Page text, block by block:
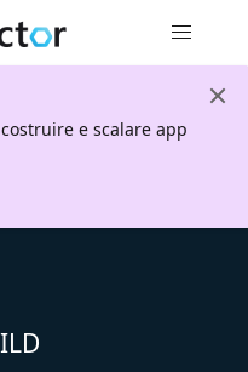
e scalare app